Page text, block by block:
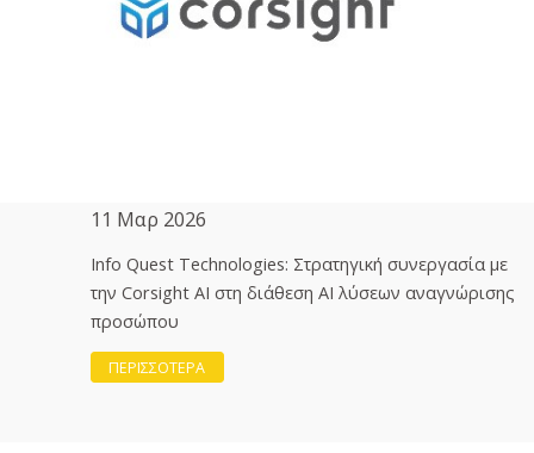
11 Μαρ 2026
Info Quest Technologies: Στρατηγική συνεργασία με
την Corsight AI στη διάθεση ΑΙ λύσεων αναγνώρισης
προσώπου
ΠΕΡΙΣΣΟΤΕΡΑ